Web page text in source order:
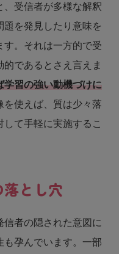
、受信者が多様な解釈
題を発見したり意味を
す。それは一方的で受
であるとさえ言えま
学習の強い動機づけに
を使えば、質は少々落
て手軽に実施するこ
とし穴
者の隠された意図に
も孕んでいます。一部